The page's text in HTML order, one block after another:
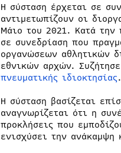
Η σύσταση έρχεται σε
αντιμετωπίζουν οι
Μάιο του 2021. Κατά την
σε συνεδρίαση που
οργανώσεων αθλητικών
εθνικών αρχών.
πνευματικής ιδιοκτησίας.
Η σύσταση βασίζεται
αναγνωρίζεται ότι η
προκλήσεις που
ενισχύσει την ανάκαμψη